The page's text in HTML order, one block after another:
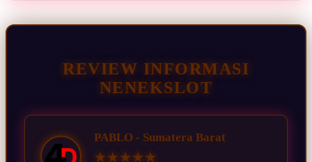
REVIEW INFORMASI
NENEKSLOT
PABLO - Sumatera Barat
★★★★★